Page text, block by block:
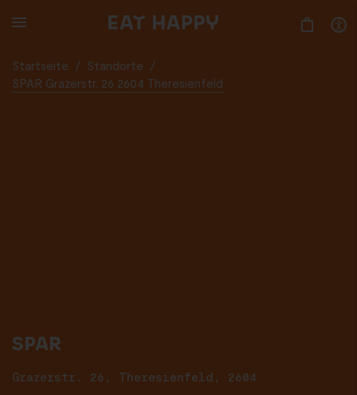
TO
Startseite / Standorte
/
SPAR Grazerstr. 26 2604 Theresienfeld
SPAR
Grazerstr. 26, Theresienfeld, 2604